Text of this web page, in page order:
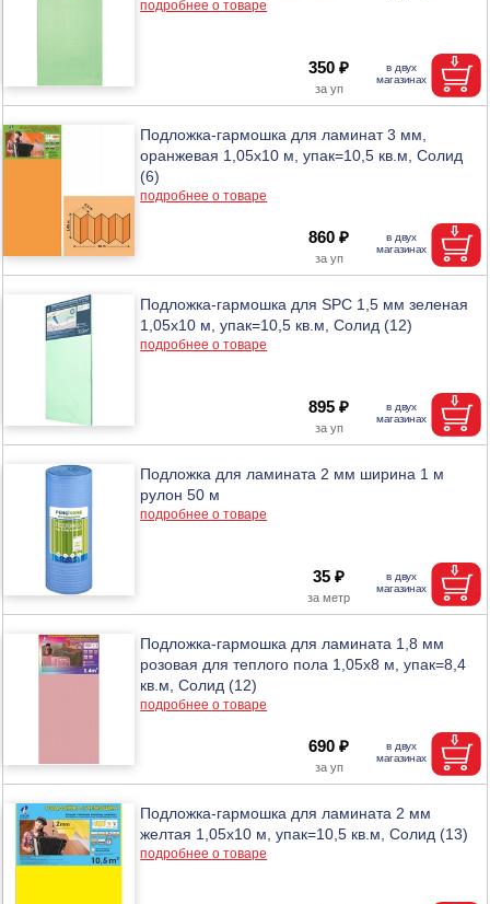
подробнее о товаре
350 ₽
Подложка-гармошка для ламинат 3 мм,
оранжевая 1,05х10 м, упак=10,5 кв.м, Солид
(6)
подробнее о товаре
860 ₽
Подложка-гармошка для SPC 1,5 мм зеленая
1,05х10 м, упак=10,5 кв.м, Солид (12)
подробнее о товаре
895 ₽
Подложка для ламината 2 мм ширина 1 м
рулон 50 м
подробнее о товаре
35 ₽
Подложка-гармошка для ламината 1,8 мм
розовая для теплого пола 1,05х8 м, упак=8,4
кв.м, Солид (12)
подробнее о товаре
690 ₽
Подложка-гармошка для ламината 2 мм
желтая 1,05x10 м, упак=10,5 кв.м, Солид (13)
подробнее о товаре